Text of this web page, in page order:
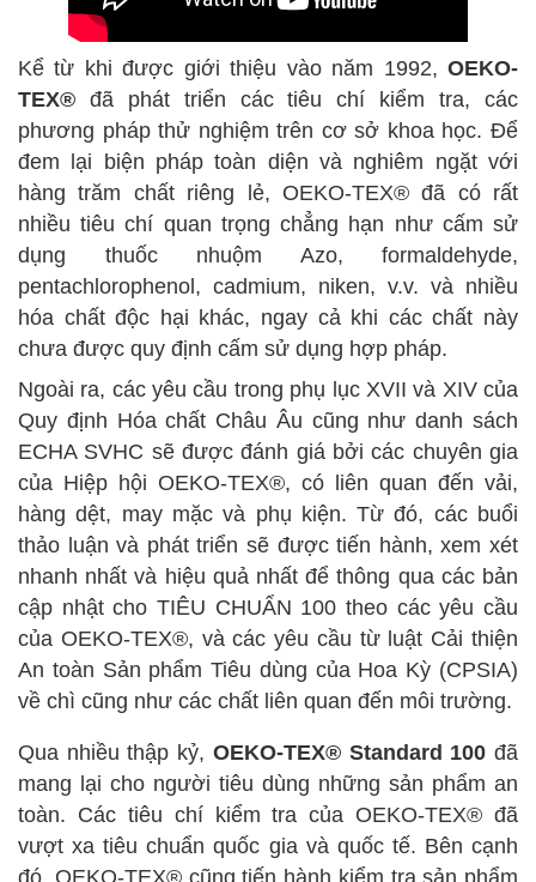
Kể từ khi được giới thiệu vào năm 1992, OEKO-
TEX® đã phát triển các tiêu chí kiểm tra, các
phương pháp thử nghiệm trên cơ sở khoa học. Để
đem lại biện pháp toàn diện và nghiêm ngặt với
hàng trăm chất riêng lẻ, OEKO-TEX® đã có rất
nhiều tiêu chí quan trọng chẳng hạn như cấm sử
dụng thuốc nhuộm Azo, formaldehyde,
pentachlorophenol, cadmium, niken, v.v. và nhiều
hóa chất độc hại khác, ngay cả khi các chất này
chưa được quy định cấm sử dụng hợp pháp.
Ngoài ra, các yêu cầu trong phụ lục XVII và XIV của
Quy định Hóa chất Châu Âu cũng như danh sách
ECHA SVHC sẽ được đánh giá bởi các chuyên gia
của Hiệp hội OEKO-TEX®, có liên quan đến vải,
hàng dệt, may mặc và phụ kiện. Từ đó, các buổi
thảo luận và phát triển sẽ được tiến hành, xem xét
nhanh nhất và hiệu quả nhất để thông qua các bản
cập nhật cho TIÊU CHUẨN 100 theo các yêu cầu
của OEKO-TEX®, và các yêu cầu từ luật Cải thiện
An toàn Sản phẩm Tiêu dùng của Hoa Kỳ (CPSIA)
về chì cũng như các chất liên quan đến môi trường.
Qua nhiều thập kỷ, OEKO-TEX® Standard 100 đã
mang lại cho người tiêu dùng những sản phẩm an
toàn. Các tiêu chí kiểm tra của OEKO-TEX® đã
vượt xa tiêu chuẩn quốc gia và quốc tế. Bên cạnh